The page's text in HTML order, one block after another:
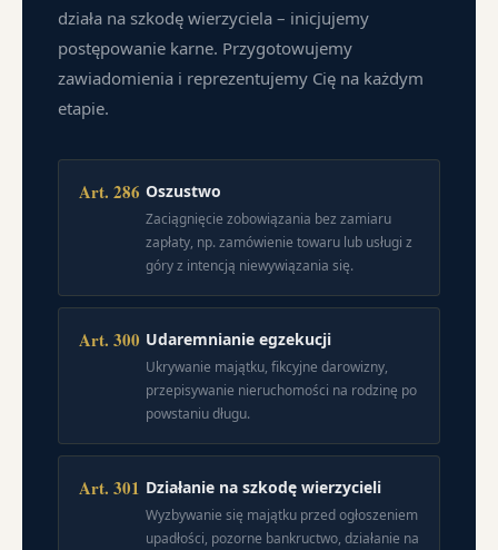
działa na szkodę wierzyciela – inicjujemy
postępowanie karne. Przygotowujemy
zawiadomienia i reprezentujemy Cię na każdym
etapie.
Art. 286 Oszustwo
Zaciągnięcie zobowiązania bez zamiaru
zapłaty, np. zamówienie towaru lub usługi z
góry z intencją niewywiązania się.
Art. 300 Udaremnianie egzekucji
Ukrywanie majątku, fikcyjne darowizny,
przepisywanie nieruchomości na rodzinę po
powstaniu długu.
Art. 301 Działanie na szkodę wierzycieli
Wyzbywanie się majątku przed ogłoszeniem
upadłości, pozorne bankructwo, działanie na